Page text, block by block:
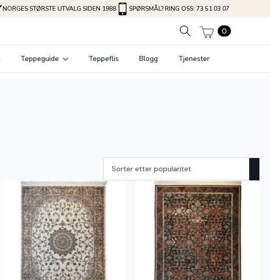
NORGES STØRSTE UTVALG SIDEN 1988 SPØRSMÅL? RING OSS: 73 51 03 07
0
Teppeguide Teppeflis Blogg Tjenester